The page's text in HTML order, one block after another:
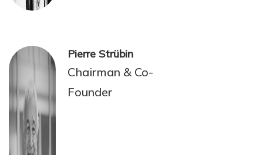
Pierre Strübin
Chairman & Co-
Founder